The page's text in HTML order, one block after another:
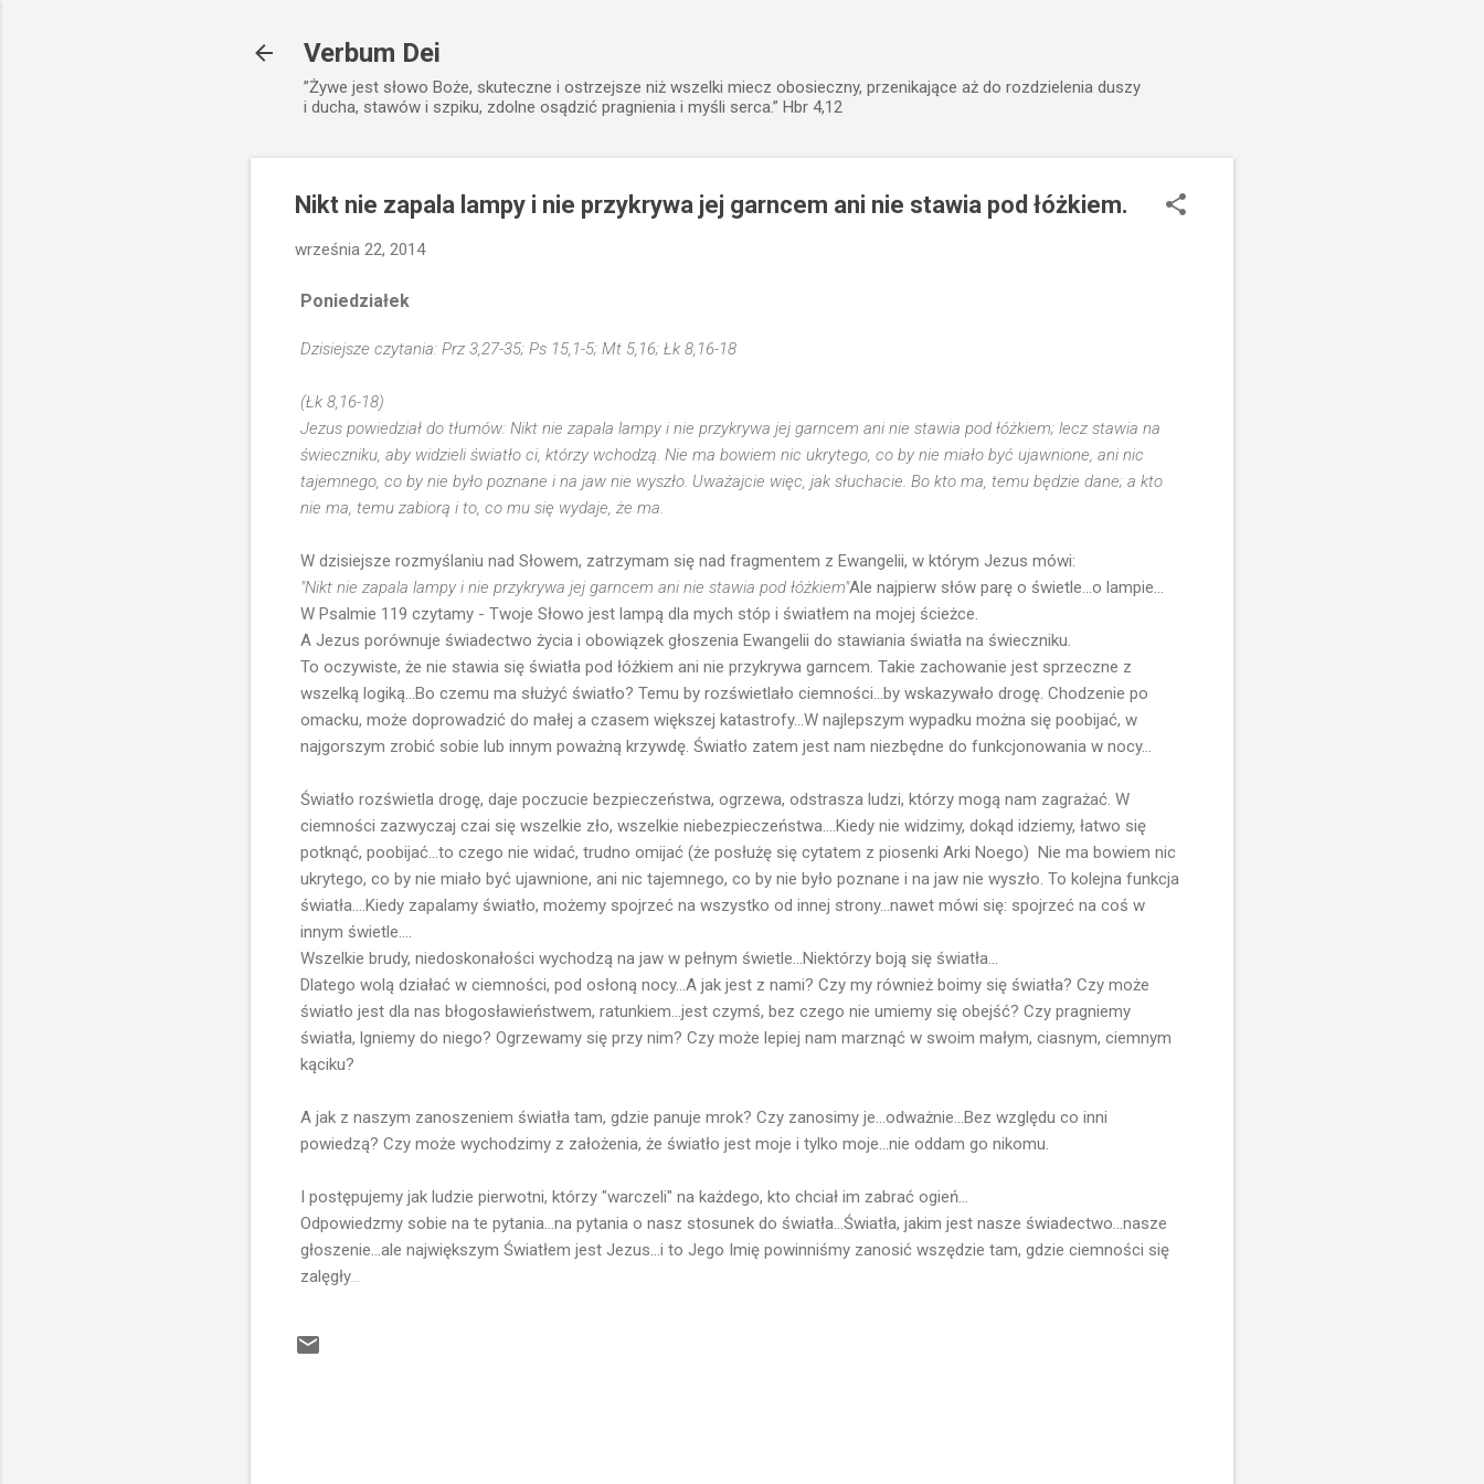
Verbum Dei
”Żywe jest słowo Boże, skuteczne i ostrzejsze niż wszelki miecz obosieczny, przenikające aż do rozdzielenia duszy
i ducha, stawów i szpiku, zdolne osądzić pragnienia i myśli serca.” Hbr 4,12
Nikt nie zapala lampy i nie przykrywa jej garncem ani nie stawia pod łóżkiem.
września 22, 2014
Poniedziałek
Dzisiejsze czytania: Prz 3,27-35; Ps 15,1-5; Mt 5,16; Łk 8,16-18
(Łk 8,16-18)
Jezus powiedział do tłumów: Nikt nie zapala lampy i nie przykrywa jej garncem ani nie stawia pod łóżkiem; lecz stawia na
świeczniku, aby widzieli światło ci, którzy wchodzą. Nie ma bowiem nic ukrytego, co by nie miało być ujawnione, ani nic
tajemnego, co by nie było poznane i na jaw nie wyszło. Uważajcie więc, jak słuchacie. Bo kto ma, temu będzie dane; a kto
nie ma, temu zabiorą i to, co mu się wydaje, że ma.
W dzisiejsze rozmyślaniu nad Słowem, zatrzymam się nad fragmentem z Ewangelii, w którym Jezus mówi:
"Nikt nie zapala lampy i nie przykrywa jej garncem ani nie stawia pod łóżkiem"Ale najpierw słów parę o świetle...o lampie...
W Psalmie 119 czytamy - Twoje Słowo jest lampą dla mych stóp i światłem na mojej ścieżce.
A Jezus porównuje świadectwo życia i obowiązek głoszenia Ewangelii do stawiania światła na świeczniku.
To oczywiste, że nie stawia się światła pod łóżkiem ani nie przykrywa garncem. Takie zachowanie jest sprzeczne z
wszelką logiką...Bo czemu ma służyć światło? Temu by rozświetlało ciemności...by wskazywało drogę. Chodzenie po
omacku, może doprowadzić do małej a czasem większej katastrofy...W najlepszym wypadku można się poobijać, w
najgorszym zrobić sobie lub innym poważną krzywdę. Światło zatem jest nam niezbędne do funkcjonowania w nocy...
Światło rozświetla drogę, daje poczucie bezpieczeństwa, ogrzewa, odstrasza ludzi, którzy mogą nam zagrażać. W
ciemności zazwyczaj czai się wszelkie zło, wszelkie niebezpieczeństwa....Kiedy nie widzimy, dokąd idziemy, łatwo się
potknąć, poobijać...to czego nie widać, trudno omijać (że posłużę się cytatem z piosenki Arki Noego) Nie ma bowiem nic
ukrytego, co by nie miało być ujawnione, ani nic tajemnego, co by nie było poznane i na jaw nie wyszło. To kolejna funkcja
światła....Kiedy zapalamy światło, możemy spojrzeć na wszystko od innej strony...nawet mówi się: spojrzeć na coś w
innym świetle....
Wszelkie brudy, niedoskonałości wychodzą na jaw w pełnym świetle...Niektórzy boją się światła...
Dlatego wolą działać w ciemności, pod osłoną nocy...A jak jest z nami? Czy my również boimy się światła? Czy może
światło jest dla nas błogosławieństwem, ratunkiem...jest czymś, bez czego nie umiemy się obejść? Czy pragniemy
światła, lgniemy do niego? Ogrzewamy się przy nim? Czy może lepiej nam marznąć w swoim małym, ciasnym, ciemnym
kąciku?
A jak z naszym zanoszeniem światła tam, gdzie panuje mrok? Czy zanosimy je...odważnie...Bez względu co inni
powiedzą? Czy może wychodzimy z założenia, że światło jest moje i tylko moje...nie oddam go nikomu.
I postępujemy jak ludzie pierwotni, którzy "warczeli" na każdego, kto chciał im zabrać ogień...
Odpowiedzmy sobie na te pytania...na pytania o nasz stosunek do światła...Światła, jakim jest nasze świadectwo...nasze
głoszenie...ale największym Światłem jest Jezus...i to Jego Imię powinniśmy zanosić wszędzie tam, gdzie ciemności się
zalęgły...